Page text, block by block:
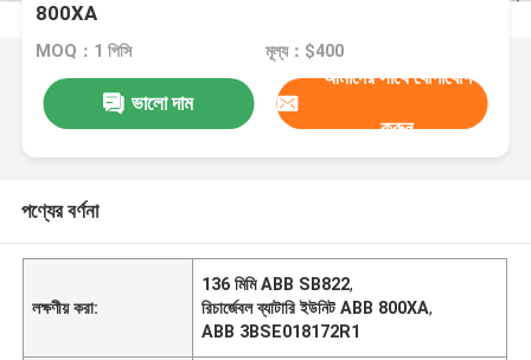
800XA
MOQ：1 পিসি মূল্য：$400
ভালো দাম
আমাদের সাথে যোগাযোগ
করুন
পণ্যের বর্ণনা
লক্ষণীয় করা:
136 মিমি ABB SB822,
রিচার্জেবল ব্যাটারি ইউনিট ABB 800XA,
ABB 3BSE018172R1